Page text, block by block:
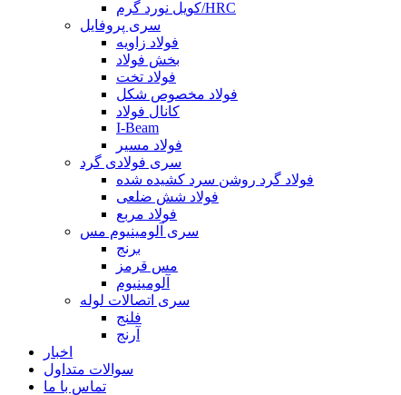
کویل نورد گرم/HRC
سری پروفایل
فولاد زاویه
بخش فولاد
فولاد تخت
فولاد مخصوص شکل
کانال فولاد
I-Beam
فولاد مسیر
سری فولادی گرد
فولاد گرد روشن سرد کشیده شده
فولاد شش ضلعی
فولاد مربع
سری آلومینیوم مس
برنج
مس قرمز
آلومینیوم
سری اتصالات لوله
فلنج
آرنج
اخبار
سوالات متداول
تماس با ما